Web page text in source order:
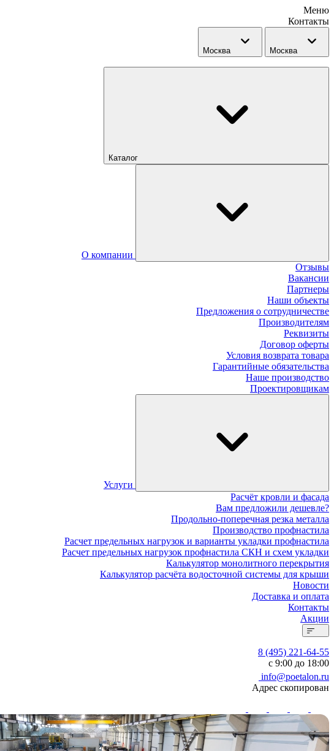
Меню
Контакты
Москва Москва
Каталог
О компании
Отзывы
Вакансии
Партнеры
Наши объекты
Предложения о сотрудничестве
Производителям
Реквизиты
Договор оферты
Условия возврата товара
Гарантийные обязательства
Наше производство
Проектировщикам
Услуги
Расчёт кровли и фасада
Вам предложили дешевле?
Продольно-поперечная резка металла
Производство профнастила
Расчет предельных нагрузок и варианты укладки профнастила
Расчет предельных нагрузок профнастила СКН и схем укладки
Калькулятор монолитного перекрытия
Калькулятор расчёта водосточной системы для крыши
Новости
Доставка и оплата
Контакты
Акции
8 (495) 221-64-55
с 9:00 до 18:00
info@poetalon.ru
Адрес скопирован